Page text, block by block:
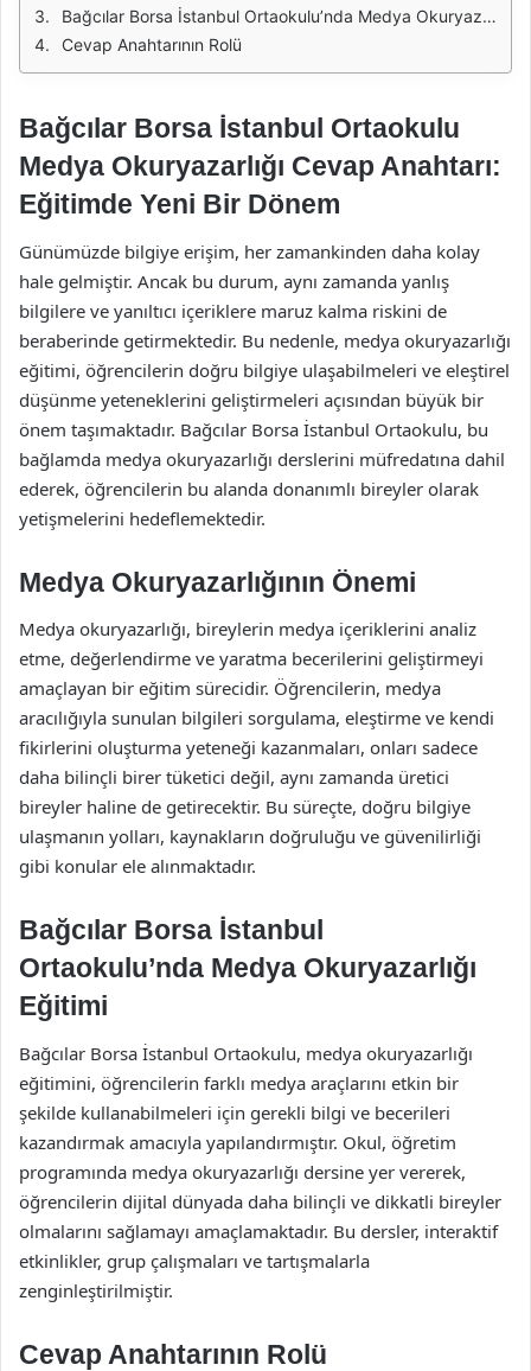
Bağcılar Borsa İstanbul Ortaokulu’nda Medya Okuryazarlığı Eğitimi
Cevap Anahtarının Rolü
Bağcılar Borsa İstanbul Ortaokulu
Medya Okuryazarlığı Cevap Anahtarı:
Eğitimde Yeni Bir Dönem
Günümüzde bilgiye erişim, her zamankinden daha kolay
hale gelmiştir. Ancak bu durum, aynı zamanda yanlış
bilgilere ve yanıltıcı içeriklere maruz kalma riskini de
beraberinde getirmektedir. Bu nedenle, medya okuryazarlığı
eğitimi, öğrencilerin doğru bilgiye ulaşabilmeleri ve eleştirel
düşünme yeteneklerini geliştirmeleri açısından büyük bir
önem taşımaktadır. Bağcılar Borsa İstanbul Ortaokulu, bu
bağlamda medya okuryazarlığı derslerini müfredatına dahil
ederek, öğrencilerin bu alanda donanımlı bireyler olarak
yetişmelerini hedeflemektedir.
Medya Okuryazarlığının Önemi
Medya okuryazarlığı, bireylerin medya içeriklerini analiz
etme, değerlendirme ve yaratma becerilerini geliştirmeyi
amaçlayan bir eğitim sürecidir. Öğrencilerin, medya
aracılığıyla sunulan bilgileri sorgulama, eleştirme ve kendi
fikirlerini oluşturma yeteneği kazanmaları, onları sadece
daha bilinçli birer tüketici değil, aynı zamanda üretici
bireyler haline de getirecektir. Bu süreçte, doğru bilgiye
ulaşmanın yolları, kaynakların doğruluğu ve güvenilirliği
gibi konular ele alınmaktadır.
Bağcılar Borsa İstanbul
Ortaokulu’nda Medya Okuryazarlığı
Eğitimi
Bağcılar Borsa İstanbul Ortaokulu, medya okuryazarlığı
eğitimini, öğrencilerin farklı medya araçlarını etkin bir
şekilde kullanabilmeleri için gerekli bilgi ve becerileri
kazandırmak amacıyla yapılandırmıştır. Okul, öğretim
programında medya okuryazarlığı dersine yer vererek,
öğrencilerin dijital dünyada daha bilinçli ve dikkatli bireyler
olmalarını sağlamayı amaçlamaktadır. Bu dersler, interaktif
etkinlikler, grup çalışmaları ve tartışmalarla
zenginleştirilmiştir.
Cevap Anahtarının Rolü